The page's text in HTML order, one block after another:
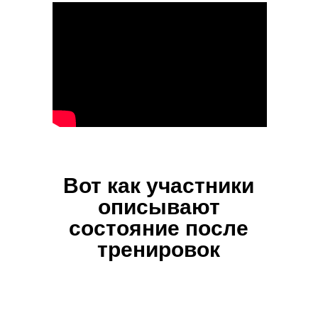
Вот как участники
описывают
состояние после
тренировок